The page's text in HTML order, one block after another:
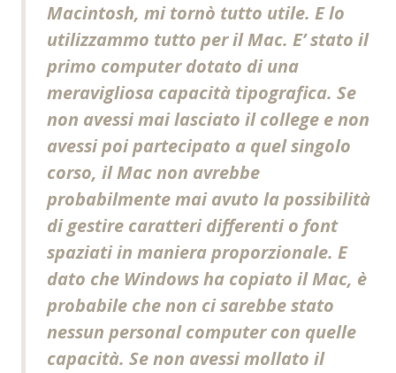
Macintosh, mi tornò tutto utile. E lo
utilizzammo tutto per il Mac. E’ stato il
primo computer dotato di una
meravigliosa capacità tipografica. Se
non avessi mai lasciato il college e non
avessi poi partecipato a quel singolo
corso, il Mac non avrebbe
probabilmente mai avuto la possibilità
di gestire caratteri differenti o font
spaziati in maniera proporzionale. E
dato che Windows ha copiato il Mac, è
probabile che non ci sarebbe stato
nessun personal computer con quelle
capacità. Se non avessi mollato il